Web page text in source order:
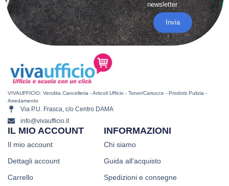
newsletter
Invia
VIVAUFFICIO: Vendita Cancelleria - Articoli Ufficio - Toner/Cartucce - Prodotti Pulizia -
Arredamento
Via P.U. Frasca, c/o Centro DAMA
info@vivaufficio.it
INFORMAZIONI
Chi siamo
Guida all’acquisto
Spedizioni e consegne
IL MIO ACCOUNT
Il mio account
Dettagli account
Carrello